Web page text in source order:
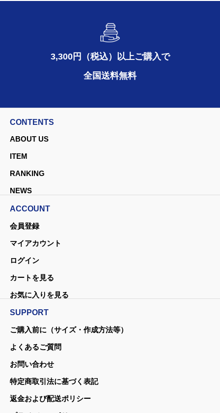
3,300円（税込）以上ご購入で
全国送料無料
CONTENTS
ABOUT US
ITEM
RANKING
NEWS
ACCOUNT
会員登録
マイアカウント
ログイン
カートを見る
お気に入りを見る
SUPPORT
ご購入前に（サイズ・作成方法等）
よくあるご質問
お問い合わせ
特定商取引法に基づく表記
返金および配送ポリシー